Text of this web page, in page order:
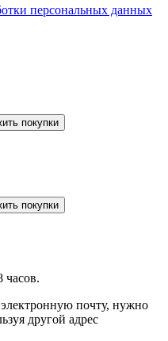
персональных данных
покупки
покупки
часов.
почту, нужно
другой адрес